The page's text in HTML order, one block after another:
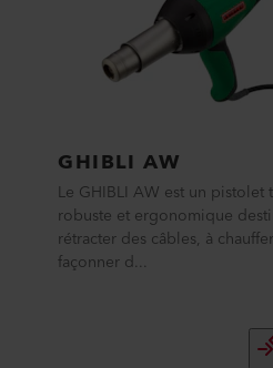
GHIBLI AW
Le GHIBLI AW est un pistolet
robuste et ergonomique
rétracter des câbles, à
façonner d...